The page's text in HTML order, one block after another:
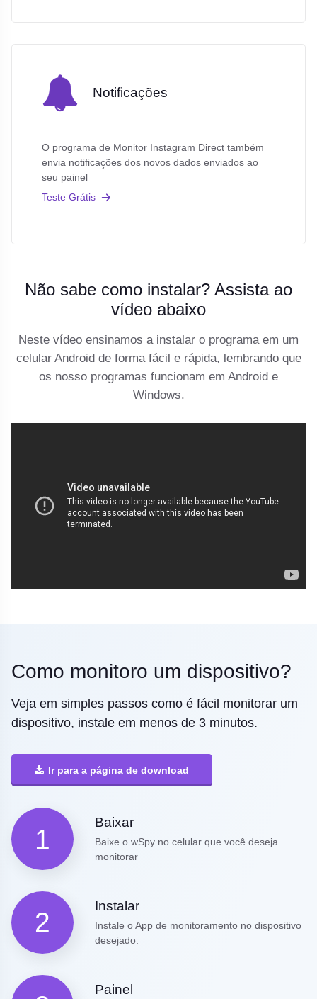
Notificações
O programa de Monitor Instagram Direct também
envia notificações dos novos dados enviados ao
seu painel
Teste Grátis
Não sabe como instalar? Assista ao
vídeo abaixo
Neste vídeo ensinamos a instalar o programa em um
celular Android de forma fácil e rápida, lembrando que
os nosso programas funcionam em Android e
Windows.
Como monitoro um dispositivo?
Veja em simples passos como é fácil monitorar um
dispositivo, instale em menos de 3 minutos.
Ir para a página de download
1
Baixar
Baixe o wSpy no celular que você deseja
monitorar
2
Instalar
Instale o App de monitoramento no dispositivo
desejado.
Painel